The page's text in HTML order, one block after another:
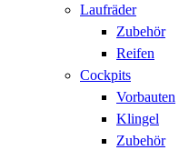
Laufräder
Zubehör
Reifen
Cockpits
Vorbauten
Klingel
Zubehör